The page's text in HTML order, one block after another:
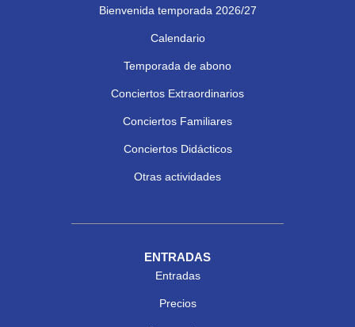
Bienvenida temporada 2026/27
Calendario
Temporada de abono
Conciertos Extraordinarios
Conciertos Familiares
Conciertos Didácticos
Otras actividades
ENTRADAS
Entradas
Precios